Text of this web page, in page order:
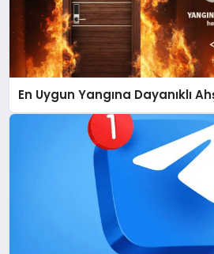
En Uygun Yangına Dayanıklı